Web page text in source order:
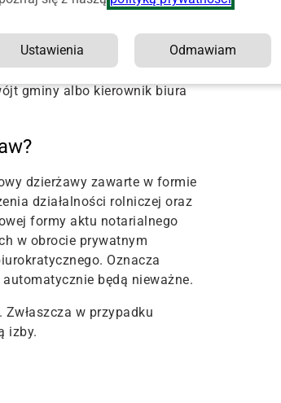
w formie elektronicznej,
daty resort tłumaczy
np. okazania podczas
gminy albo kierownik biura
dzierżawy zawarte w formie
działalności rolniczej oraz
formy aktu notarialnego
w obrocie prywatnym
Oznacza
będą nieważne.
w przypadku
izby.
Ustawienia Odmawiam